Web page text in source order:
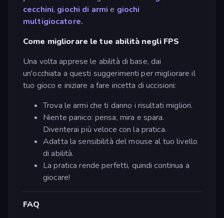
cecchini, giochi di armi e giochi
multigiocatore.
Come migliorare le tue abilità negli FPS
Una volta apprese le abilità di base, dai
un'occhiata a questi suggerimenti per migliorare il
tuo gioco e iniziare a fare incetta di uccisioni:
Trova le armi che ti danno i risultati migliori.
Niente panico: pensa, mira e spara.
Diventerai più veloce con la pratica.
Adatta la sensibilità del mouse al tuo livello
di abilità.
La pratica rende perfetti, quindi continua a
giocare!
FAQ